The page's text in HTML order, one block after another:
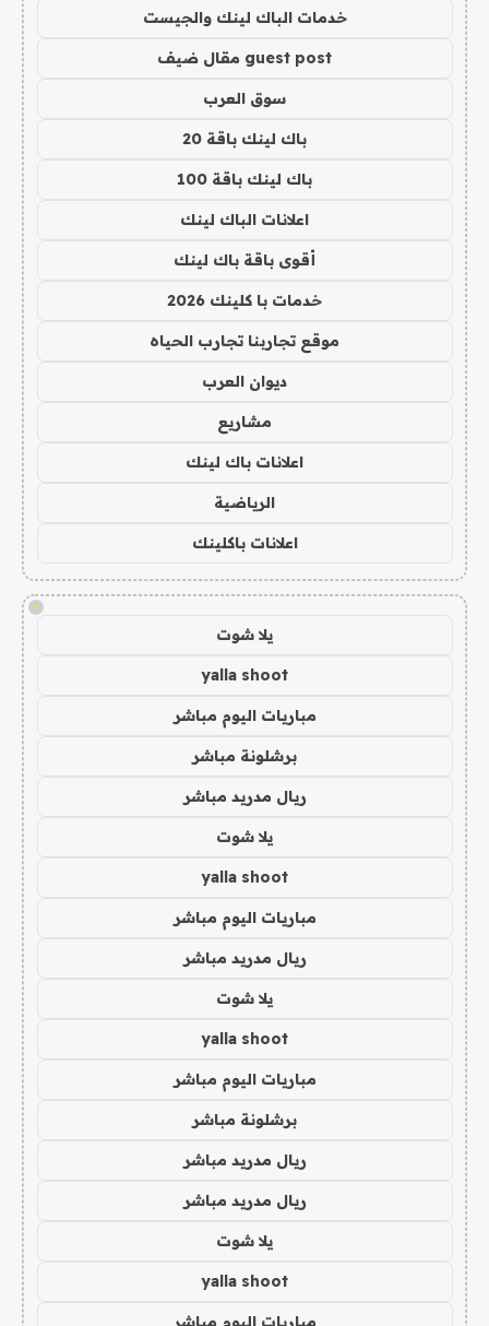
خدمات الباك لينك والجيست
guest post مقال ضيف
سوق العرب
باك لينك باقة 20
باك لينك باقة 100
اعلانات الباك لينك
أقوى باقة باك لينك
خدمات با كلينك 2026
موقع تجاربنا تجارب الحياه
ديوان العرب
مشاريع
اعلانات باك لينك
الرياضية
اعلانات باكلينك
!
يلا شوت
yalla shoot
مباريات اليوم مباشر
برشلونة مباشر
ريال مدريد مباشر
يلا شوت
yalla shoot
مباريات اليوم مباشر
ريال مدريد مباشر
يلا شوت
yalla shoot
مباريات اليوم مباشر
برشلونة مباشر
ريال مدريد مباشر
ريال مدريد مباشر
يلا شوت
yalla shoot
مباريات اليوم مباشر